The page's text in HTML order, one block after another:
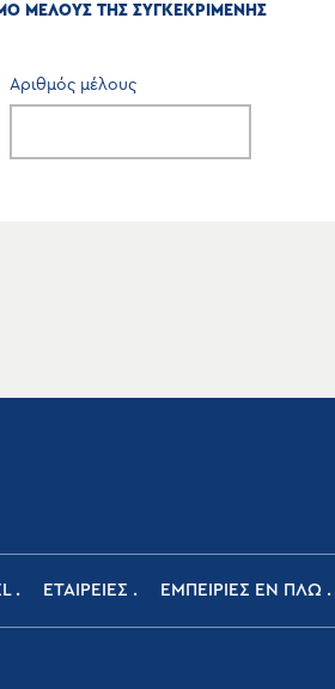
ΜΕΛΟΥΣ ΤΗΣ ΣΥΓΚΕΚΡΙΜΕΝΗΣ
Αριθμός μέλους
ΕΤΑΙΡΕΙΕΣ ΕΜΠΕΙΡΙΕΣ ΕΝ ΠΛΩ